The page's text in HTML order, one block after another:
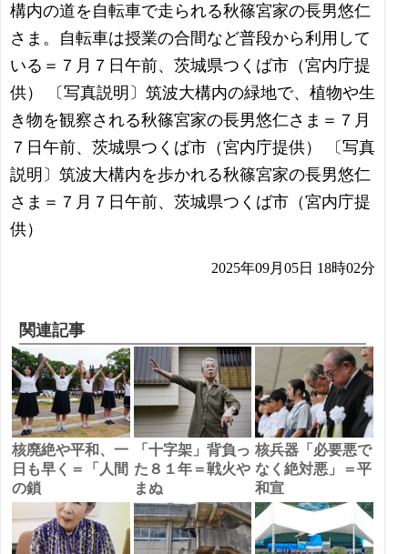
構内の道を自転車で走られる秋篠宮家の長男悠仁
さま。自転車は授業の合間など普段から利用して
いる＝７月７日午前、茨城県つくば市（宮内庁提
供） 〔写真説明〕筑波大構内の緑地で、植物や生
き物を観察される秋篠宮家の長男悠仁さま＝７月
７日午前、茨城県つくば市（宮内庁提供） 〔写真
説明〕筑波大構内を歩かれる秋篠宮家の長男悠仁
さま＝７月７日午前、茨城県つくば市（宮内庁提
供）
2025年09月05日 18時02分
関連記事
核廃絶や平和、一
日も早く＝「人間
の鎖
「十字架」背負っ
た８１年＝戦火や
まぬ
核兵器「必要悪で
なく絶対悪」＝平
和宣